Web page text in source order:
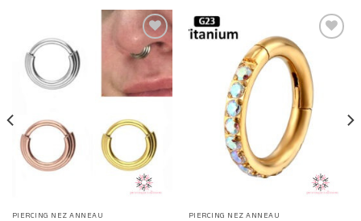
Ajouter
à la
PIERCING NEZ ANNEAU
Ajouter
d’envies
PIERCING NEZ ANNEAU